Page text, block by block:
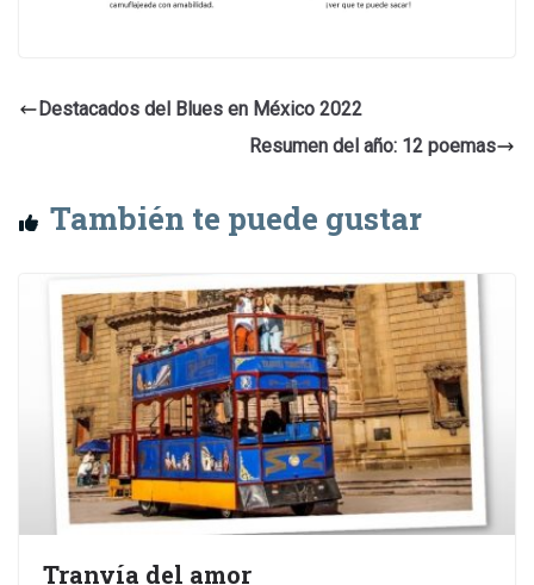
Destacados del Blues en México 2022
Resumen del año: 12 poemas
También te puede gustar
Tranvía del amor